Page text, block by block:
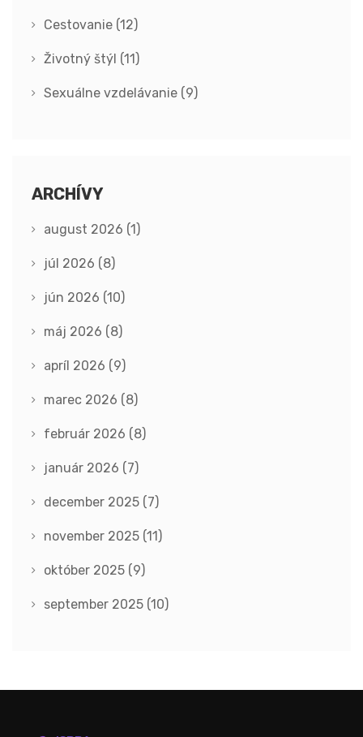
Cestovanie (12)
Životný štýl (11)
Sexuálne vzdelávanie (9)
ARCHÍVY
august 2026 (1)
júl 2026 (8)
jún 2026 (10)
máj 2026 (8)
apríl 2026 (9)
marec 2026 (8)
február 2026 (8)
január 2026 (7)
december 2025 (7)
november 2025 (11)
október 2025 (9)
september 2025 (10)